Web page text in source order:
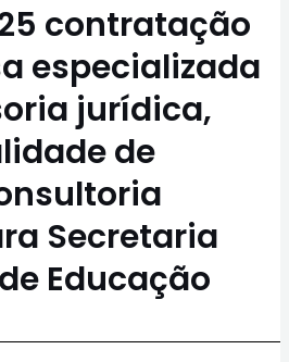
contratação
especializada
jurídica,
de
Secretaria
Educação